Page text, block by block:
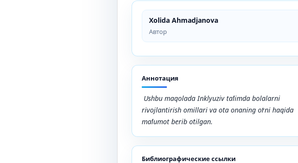
Xolida Ahmadjanova
Автор
Аннотация
Ushbu maqolada Inklyuziv taʼlimda bolalarni
rivojlantirish omillari va ota onaning oʻrni haqida
maʼlumot berib oʻtilgan.
Библиографические ссылки